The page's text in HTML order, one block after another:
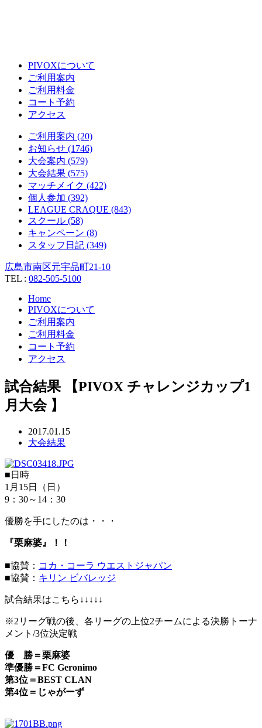
PIVOXについて
ご利用案内
ご利用料金
コート予約
アクセス
ご利用案内 (20)
お知らせ (1746)
大会案内 (579)
大会結果 (575)
マッチメイク (422)
個人参加 (392)
LEAGUE CRAQUE (843)
スクール (58)
キャンペーン (8)
スタッフ日記 (349)
広島市南区元宇品町21-10
TEL : 082-505-5100
Home
PIVOXについて
ご利用案内
ご利用料金
コート予約
アクセス
試合結果 【PIVOX チャレンジカップ1
月大会 】
2017.01.15
大会結果
■日時
1月15日（日）
9：30～14：30
優勝を手にしたのは・・・
『栗麻婆』！！
■協賛： コカ・コーラ ウエストジャパン
■協賛： キリン ビバレッジ
試合結果はこちら↓↓↓↓↓
※2リーグ戦の後、各リーグの上位2チームによる決勝トーナ
メント/3位決定戦
優 勝＝栗麻婆
準優勝＝FC Geronimo
第3位＝BEST CLAN
第4位＝じゃがーず